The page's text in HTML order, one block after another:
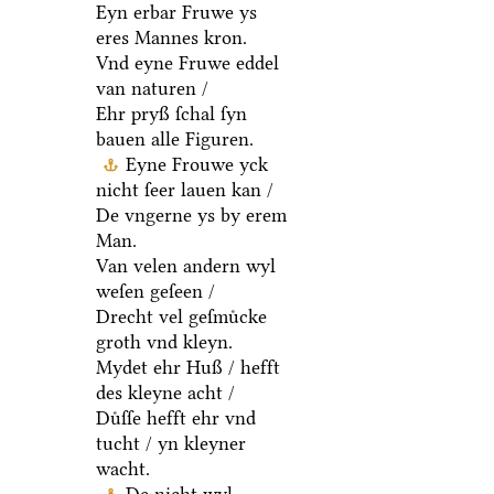
Eyn erbar Fruwe ys
eres Mannes kron.
Vnd eyne Fruwe eddel
van naturen /
Ehr pryß ſchal ſyn
bauen alle Figuren.
Eyne Frouwe yck
nicht ſeer lauen kan /
De vngerne ys by erem
Man.
Van velen andern wyl
weſen geſeen /
Drecht vel geſmuͤcke
groth vnd kleyn.
Mydet ehr Huß / hefft
des kleyne acht /
Duͤſſe hefft ehr vnd
tucht / yn kleyner
wacht.